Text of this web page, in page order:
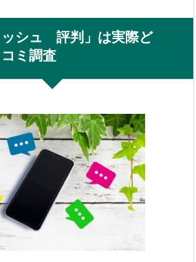
ッシュ 評判」は実際ど
ミ調査